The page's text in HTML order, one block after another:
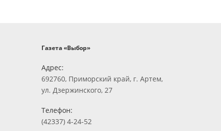
Газета «Выбор»
Адрес:
692760, Приморский край, г. Артем,
ул. Дзержинского, 27
Телефон:
(42337) 4-24-52